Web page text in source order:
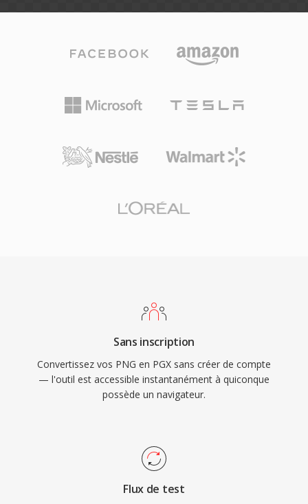
Sans inscription
Convertissez vos PNG en PGX sans créer de compte
— l'outil est accessible instantanément à quiconque
possède un navigateur.
Flux de test